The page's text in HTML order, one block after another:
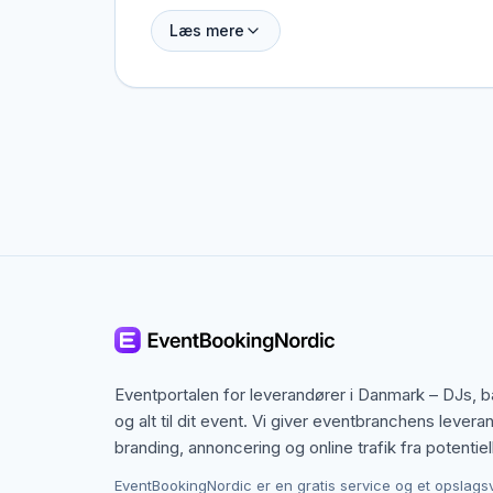
Loungemøbler skaber hyggekroge og VIP-
udendørsevents.
Udendørsevents og teltarrangementer
impregneret træ. Til teltarrangementer er det
Læs mere
Eventportalen for leverandører i Danmark – DJs,
og alt til dit event. Vi giver eventbranchens
branding, annoncering og online trafik fra
EventBookingNordic er en gratis service og et